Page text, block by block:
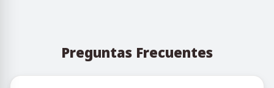
Preguntas Frecuentes